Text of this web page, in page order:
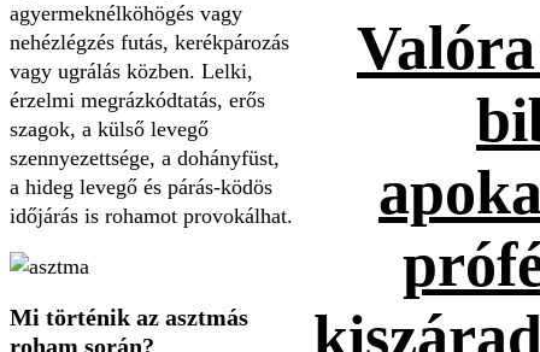
agyermeknélköhögés vagy
nehézlégzés futás, kerékpározás
vagy ugrálás közben. Lelki,
érzelmi megrázkódtatás, erős
szagok, a külső levegő
szennyezettsége, a dohányfüst,
a hideg levegő és párás-ködös
időjárás is rohamot provokálhat.
Mi történik az asztmás
roham során?